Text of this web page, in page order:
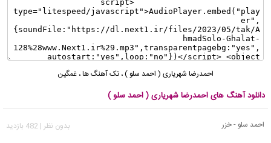
احمدرضا شهریاری ( احمد سلو ) ، تک آهنگ ها، غمگین
دانلود آهنگ های احمدرضا شهریاری ( احمد سلو )
احمد سلو - خزر
بدون نظر | 482 بازدید